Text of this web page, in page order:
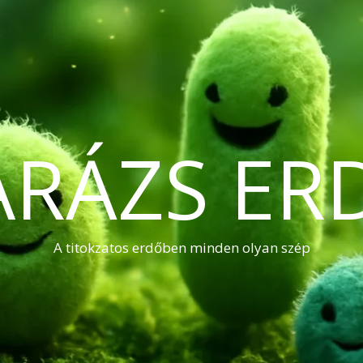
A titokzatos erdőben minden olyan szép